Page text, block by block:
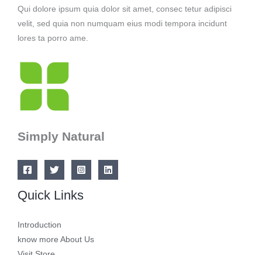
Qui dolore ipsum quia dolor sit amet, consec tetur adipisci
velit, sed quia non numquam eius modi tempora incidunt
lores ta porro ame.
Simply Natural
Quick Links
Introduction
know more About Us